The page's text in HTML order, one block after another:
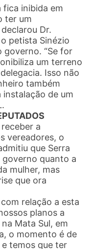
fica inibida em
ter um
Dr.
petista Sinézio
governo. “Se for
um terreno
Isso não
também
instalação de um
a
vereadores, o
que Serra
governo quanto a
mulher, mas
que ora
relação a esta
planos a
Mata Sul, em
o momento é de
temos que ter